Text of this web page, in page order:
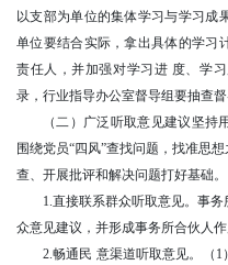
以支部为单位的集体学习与学习成
单位要结合实际，拿出具体的学习
责任人，并加强对学习进 度、学
录，行业指导办公室督导组要抽查督
（二）广泛听取意见建议坚持
围绕党员“四风”查找问题，找准思
查、开展批评和解决问题打好基础。
1.直接联系群众听取意见。事
众意见建议，并形成事务所合伙人作
2.畅通民 意渠道听取意见。（